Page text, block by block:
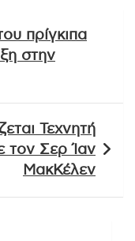
πρίγκιπα
στην
Τεχνητή
τον Σερ Ίαν
ΜακΚέλεν